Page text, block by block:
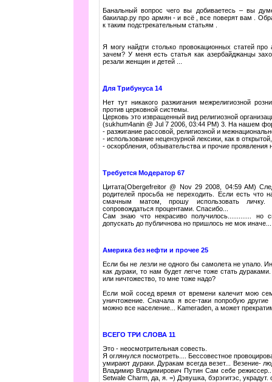
Банальный вопрос чего вы добиваетесь – вы
бакилар.ру про армян - и всё , все поверят вам .
к таким подстрекательным статьям .
Я могу найдти столько провокационных статей
зачем? У меня есть статья как азербайджанцы
резали женщин и детей ...
Для Трибунуса 14
Нет тут никакого разжигания межрелигиозной
против церковной системы.
Церковь это извращенный вид религиозной
(sukhum4anin @ Jul 7 2006, 03:44 PM) 3. На нашем
- разжигание рассовой, религиозной и
- использование нецензурной лексики, как в
- оскорбления, обзывательства и прочие
Требуется Модератор 67
Цитата(Obergefreitor @ Nov 29 2008, 04:59 AM)
родителей просьба не переходить. Если есть что
смачным матом, прошу использовать личку.
сопровождаться процентами. Спасибо...
Сам знаю что некрасиво получилось............. но
допускать до публичнова но пришлось не мок
Америка без нефти и прочее 25
Если бы не лезли не одного бы самолета не упало.
как дураки, то нам будет легче тоже стать
или ничтожество, то мне тоже надо?
Если мой сосед время от времени калечит мою
уничтожение. Сначала я все-таки попробую
можно все население... Kameraden, а может
ВСЕГО ТРИ СЛОВА 11
Это - неосмотрительная совесть.
Я оглянулся посмотреть.... Бессовестное
умирают дураки. Дуракам всегда везет... Везение-
Владимир Владимирович Путин Сам себе
Setwale Charm, да, я. =) Дэвушка, бэрэгитэс, украдут.